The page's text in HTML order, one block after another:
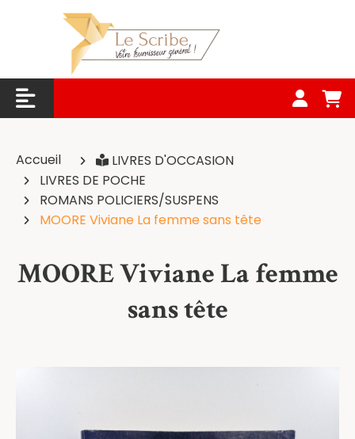
Accueil
LIVRES D'OCCASION
LIVRES DE POCHE
ROMANS POLICIERS/SUSPENS
MOORE Viviane La femme sans tête
MOORE Viviane La femme
sans tête